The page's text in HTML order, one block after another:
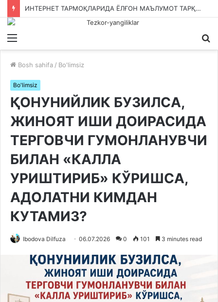
ИНТЕРНЕТ ТАРМОҚЛАРИДА ЁЛҒОН МАЪЛУМОТ ТАРҚАТГАН ФУҚАРОЛАРГА КИМ ЧОРА КЎРАДИ?
Menu
Bosh sahifa / Bo'limsiz
Bo'limsiz
ҚОНУНИЙЛИК БУЗИЛСА,
ЖИНОЯТ ИШИ ДОИРАСИДА
ТЕРГОВЧИ ГУМОНЛАНУВЧИ
БИЛАН «КАЛЛА
УРИШТИРИБ» КЎРИШСА,
АДОЛАТНИ КИМДАН
КУТАМИЗ?
Ibodova Dilfuza 06.07.2026 0 101 3 minutes read